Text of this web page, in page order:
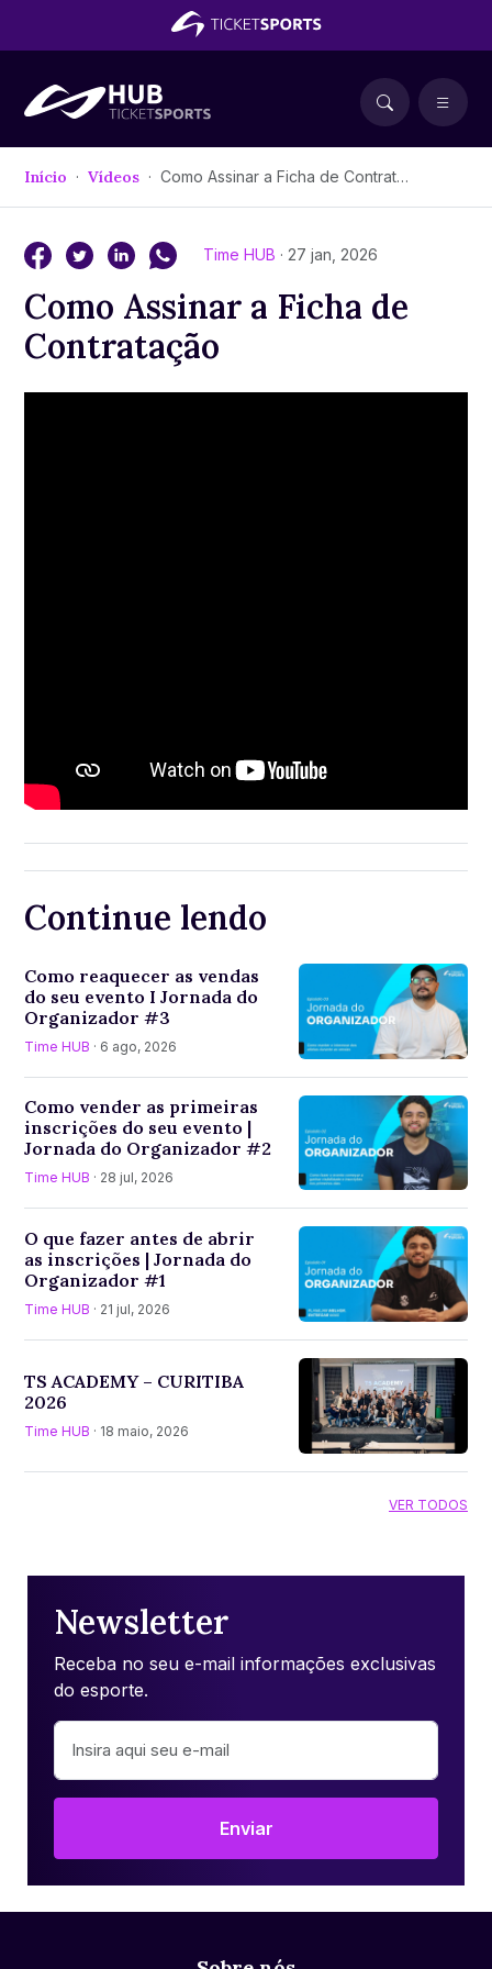
Início Vídeos Como Assinar a Ficha de Contratação
Time HUB · 27 jan, 2026
Como Assinar a Ficha de
Contratação
Continue lendo
Como reaquecer as vendas
do seu evento I Jornada do
Organizador #3
Time HUB · 6 ago, 2026
Como vender as primeiras
inscrições do seu evento |
Jornada do Organizador #2
Time HUB · 28 jul, 2026
O que fazer antes de abrir
as inscrições | Jornada do
Organizador #1
Time HUB · 21 jul, 2026
TS ACADEMY – CURITIBA
2026
Time HUB · 18 maio, 2026
VER TODOS
Newsletter
Receba no seu e-mail informações exclusivas
do esporte.
Enviar